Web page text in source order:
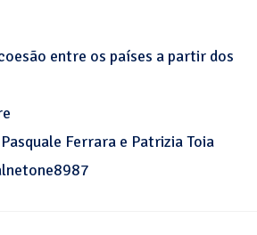
entre os países a partir dos
Ferrara e Patrizia Toia